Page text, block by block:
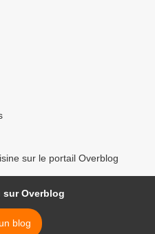
sur le portail Overblog
sur Overblog
blog